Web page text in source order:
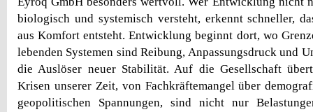
biologisch und systemisch versteht, erkennt schneller,
aus Komfort entsteht. Entwicklung beginnt dort, wo
lebenden Systemen sind Reibung, Anpassungsdruck und
die Auslöser neuer Stabilität. Auf die Gesellschaft
Krisen unserer Zeit, von Fachkräftemangel über
geopolitischen Spannungen, sind nicht nur